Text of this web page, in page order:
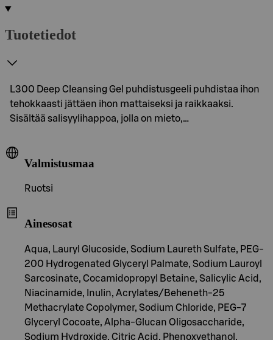
Tuotetiedot
L300 Deep Cleansing Gel puhdistusgeeli puhdistaa ihon
tehokkaasti jättäen ihon mattaiseksi ja raikkaaksi.
Sisältää salisyylihappoa, jolla on mieto,…
Valmistusmaa
Ruotsi
Ainesosat
Aqua, Lauryl Glucoside, Sodium Laureth Sulfate, PEG-
200 Hydrogenated Glyceryl Palmate, Sodium Lauroyl
Sarcosinate, Cocamidopropyl Betaine, Salicylic Acid,
Niacinamide, Inulin, Acrylates/Beheneth-25
Methacrylate Copolymer, Sodium Chloride, PEG-7
Glyceryl Cocoate, Alpha-Glucan Oligosaccharide,
Sodium Hydroxide, Citric Acid, Phenoxyethanol.